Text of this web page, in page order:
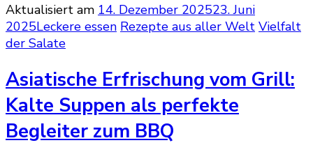
Aktualisiert am 14. Dezember 202523. Juni
2025Leckere essen Rezepte aus aller Welt Vielfalt
der Salate
Asiatische Erfrischung vom Grill:
Kalte Suppen als perfekte
Begleiter zum BBQ